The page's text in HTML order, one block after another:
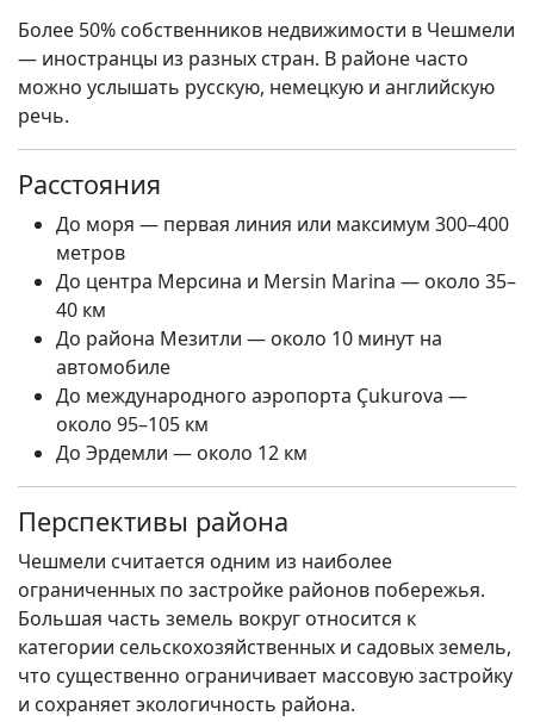
Более 50% собственников недвижимости в Чешмели
— иностранцы из разных стран. В районе часто
можно услышать русскую, немецкую и английскую
речь.
Расстояния
До моря — первая линия или максимум 300–400
метров
До центра Мерсина и Mersin Marina — около 35–
40 км
До района Мезитли — около 10 минут на
автомобиле
До международного аэропорта Çukurova —
около 95–105 км
До Эрдемли — около 12 км
Перспективы района
Чешмели считается одним из наиболее
ограниченных по застройке районов побережья.
Большая часть земель вокруг относится к
категории сельскохозяйственных и садовых земель,
что существенно ограничивает массовую застройку
и сохраняет экологичность района.